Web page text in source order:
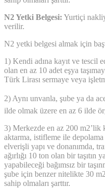
N2 Yetki Belgesi: Yurtiçi
verilir.
N2 yetki belgesi almak için
1) Kendi adına kayıt ve tescil
olan en az 10 adet eşya
Türk Lirası sermaye veya
2) Aynı unvanla, şube ya da
ilde olmak üzere en az 6 ilde
3) Merkezde en az 200 m2’lik
aktarma, istifleme ile
elverişli yapı ve donanımda,
ağırlığı 10 ton olan bir taşıtın
yapabileceği bağımsız bir
şube için benzer nitelikte 30
sahip olmaları şarttır.